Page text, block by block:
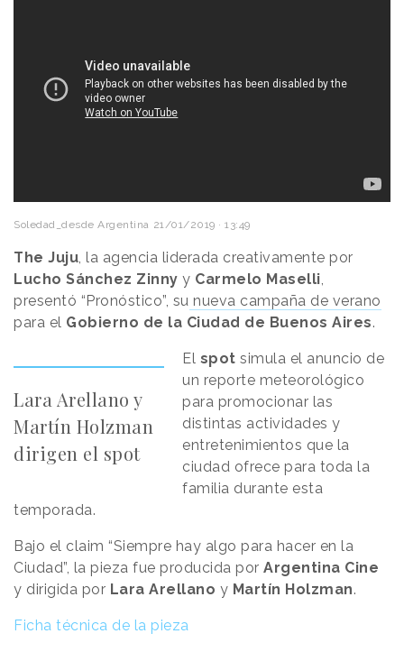
Soledad_desde Argentina 21/01/2019 · 13:49
The Juju, la agencia liderada creativamente por
Lucho Sánchez Zinny y Carmelo Maselli,
presentó “Pronóstico”, su nueva campaña de verano
para el Gobierno de la Ciudad de Buenos Aires.
Lara Arellano y
Martín Holzman
dirigen el spot
El spot simula el anuncio de
un reporte meteorológico
para promocionar las
distintas actividades y
entretenimientos que la
ciudad ofrece para toda la
familia durante esta
temporada.
Bajo el claim “Siempre hay algo para hacer en la
Ciudad”, la pieza fue producida por Argentina Cine
y dirigida por Lara Arellano y Martín Holzman.
Ficha técnica de la pieza